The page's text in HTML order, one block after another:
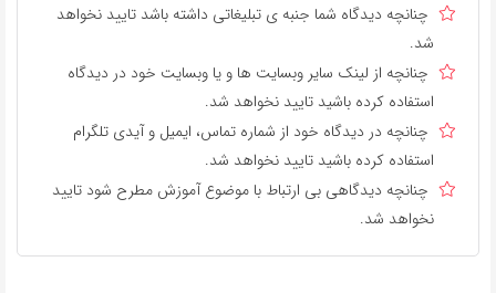
چنانچه دیدگاه شما جنبه ی تبلیغاتی داشته باشد تایید نخواهد
شد.
چنانچه از لینک سایر وبسایت ها و یا وبسایت خود در دیدگاه
استفاده کرده باشید تایید نخواهد شد.
چنانچه در دیدگاه خود از شماره تماس، ایمیل و آیدی تلگرام
استفاده کرده باشید تایید نخواهد شد.
چنانچه دیدگاهی بی ارتباط با موضوع آموزش مطرح شود تایید
نخواهد شد.